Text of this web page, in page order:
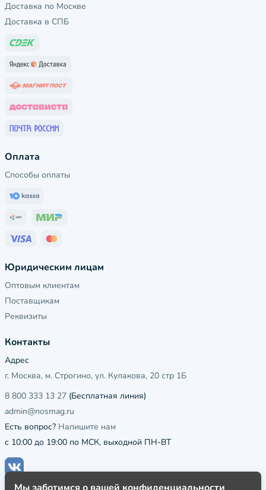
Доставка по Москве
Доставка в СПБ
Оплата
Способы оплаты
Юридическим лицам
Оптовым клиентам
Поставщикам
Реквизиты
Контакты
Адрес
г. Москва, м. Строгино, ул. Кулакова, 20 стр 1Б
8 800 333 13 27 (Бесплатная линия)
admin@nosmag.ru
Есть вопрос? Напишите нам
с 10:00 до 19:00 по МСК, выходной ПН-ВТ